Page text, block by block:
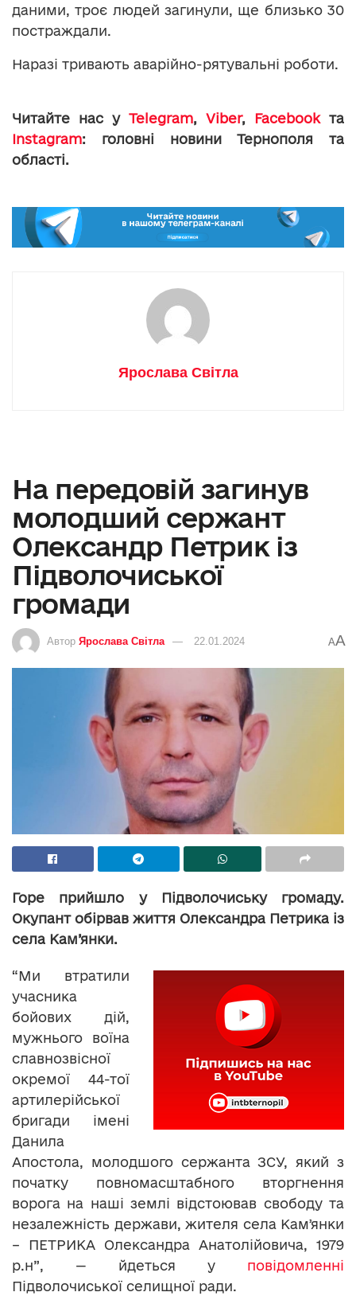
даними, троє людей загинули, ще близько 30
постраждали.
Наразі тривають аварійно-рятувальні роботи.
Читайте нас у Telegram, Viber, Facebookта
Instagram: головні новини Тернополя та
області.
Ярослава Світла
На передовій загинув
молодший сержант
Олександр Петрик із
Підволочиської
громади
Автор Ярослава Світла 22.01.2024 AA
Горе прийшло у Підволочиську громаду.
Окупант обірвав життя Олександра Петрика із
села Кам’янки.
“Ми втратили
учасника
бойових дій,
мужнього воїна
славнозвісної
окремої 44-тої
артилерійської
бригади імені
Данила
Апостола, молодшого сержанта ЗСУ, який з
початку повномасштабного вторгнення
ворога на наші землі відстоював свободу та
незалежність держави, жителя села Камʼянки
– ПЕТРИКА Олександра Анатолійовича, 1979
р.н”, — йдеться у повідомленні
Підволочиської селищної ради.